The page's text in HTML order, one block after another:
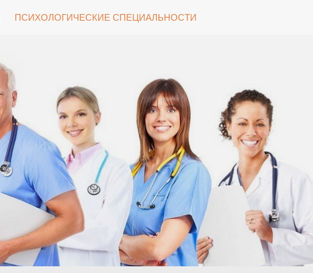
ПСИХОЛОГИЧЕСКИЕ СПЕЦИАЛЬНОСТИ